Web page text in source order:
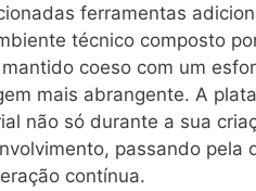
ferramentas
técnico composto
coeso com um
mais abrangente. A
não só durante a sua
passando pela
contínua.